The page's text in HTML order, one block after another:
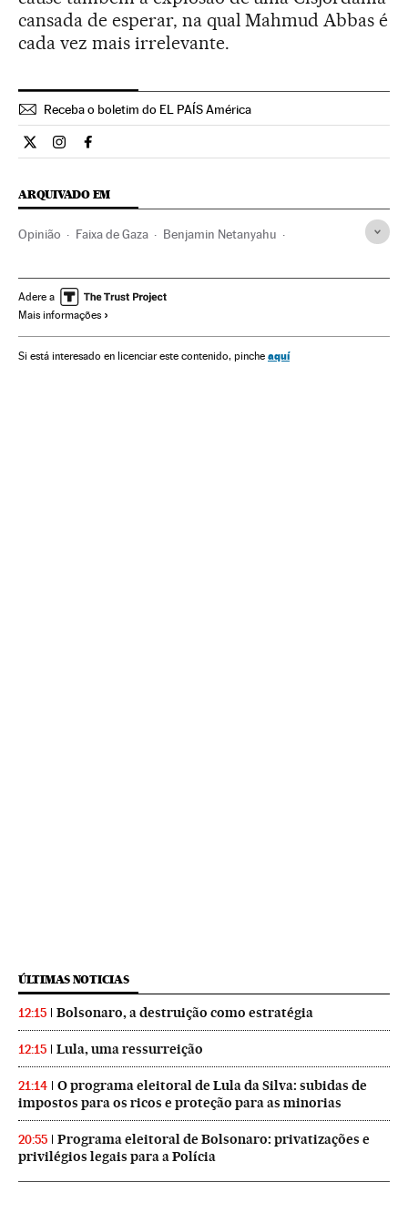
cansada de esperar, na qual Mahmud Abbas é
cada vez mais irrelevante.
Receba o boletim do EL PAÍS América
Opiniao El País Brasil en Twitter
Opiniao El País Brasil en Instagram
Opiniao El País Brasil en Facebook
ARQUIVADO EM
Opinião Faixa de Gaza Benjamin Netanyahu
Conflito Sunitas e Xiitas Israel
Palestina
Adere a
Mais informações
Si está interesado en licenciar este contenido, pinche aquí
ÚLTIMAS NOTICIAS
12:15 Bolsonaro, a destruição como estratégia
12:15 Lula, uma ressurreição
21:14
O programa eleitoral de Lula da Silva: subidas de
impostos para os ricos e proteção para as minorias
20:55
Programa eleitoral de Bolsonaro: privatizações e
privilégios legais para a Polícia